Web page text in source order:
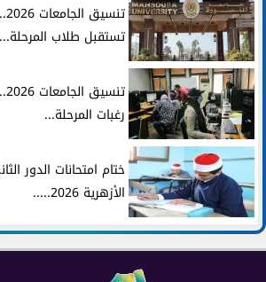
تستقبل طلاب المرحلة...
رغبات المرحلة...
ختام امتحانات الدور
الأزهرية 2026.....